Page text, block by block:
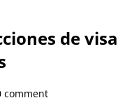
de visa
comment